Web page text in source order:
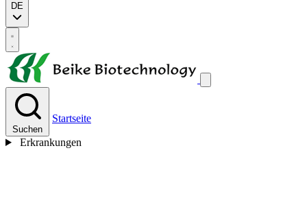
DE
Suchen
Startseite
Erkrankungen